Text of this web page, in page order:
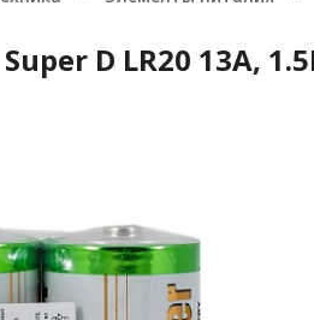
D LR20 13A,